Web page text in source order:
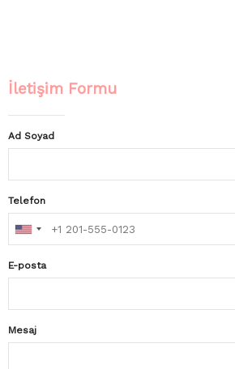
İletişim Formu
Ad Soyad
Telefon
E-posta
Mesaj